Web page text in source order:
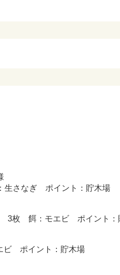
さなぎ ポイント：貯木場
3枚 餌：モエビ ポイント：
ポイント：貯木場